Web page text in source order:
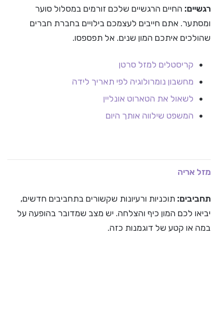
רגשיים: החיים הרגשיים שלכם זורמים במסלול סוער
ומסתער. אתם חייבים לעצמכם בילויים בחברת חברים
שהולכים איתכם המון שנים. אל תפספסו.
קריסטלים למזל סרטן
מחשבון נומרולוגיה לפי תאריך לידה
לשאול את הטארוט אונליין
המשפט שילווה אותך היום
מזל אריה
תחביבים: תוכניות ורעיונות שקשורים בתחביבים חדשים,
יביאו לכם המון כיף והצלחה. יש מצב שמדובר בהופעה על
במה או קטע של דוגמנות כזה.